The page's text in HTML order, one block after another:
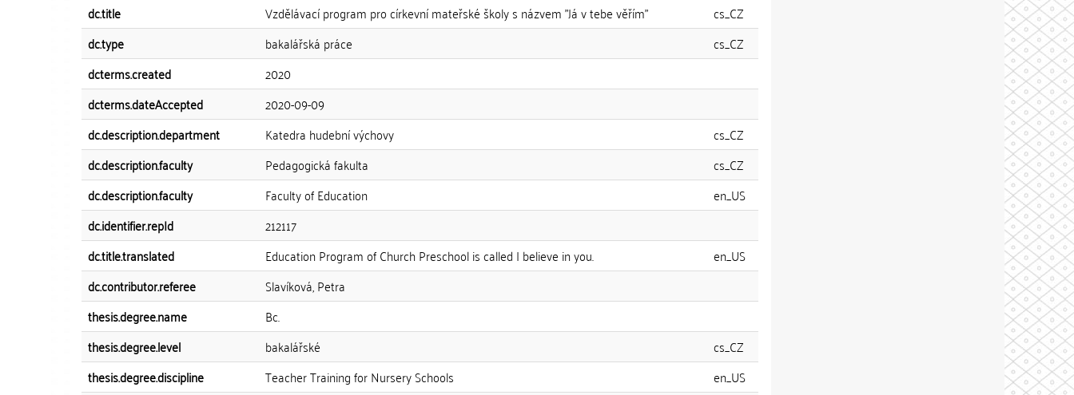
dc.title
Vzdělávací program pro církevní mateřské školy s názvem "Já v tebe věřím"
cs_CZ
dc.type
bakalářská práce
cs_CZ
dcterms.created
2020
dcterms.dateAccepted
2020-09-09
dc.description.department
Katedra hudební výchovy
cs_CZ
dc.description.faculty
Pedagogická fakulta
cs_CZ
dc.description.faculty
Faculty of Education
en_US
dc.identifier.repId
212117
dc.title.translated
Education Program of Church Preschool is called I believe in you.
en_US
dc.contributor.referee
Slavíková, Petra
thesis.degree.name
Bc.
thesis.degree.level
bakalářské
cs_CZ
thesis.degree.discipline
Teacher Training for Nursery Schools
en_US